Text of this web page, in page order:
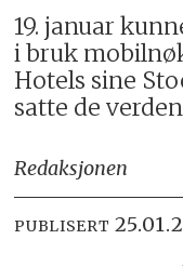
19. januar
i bruk
Hotels sine
satte de
Redaksjonen
PUBLISERT